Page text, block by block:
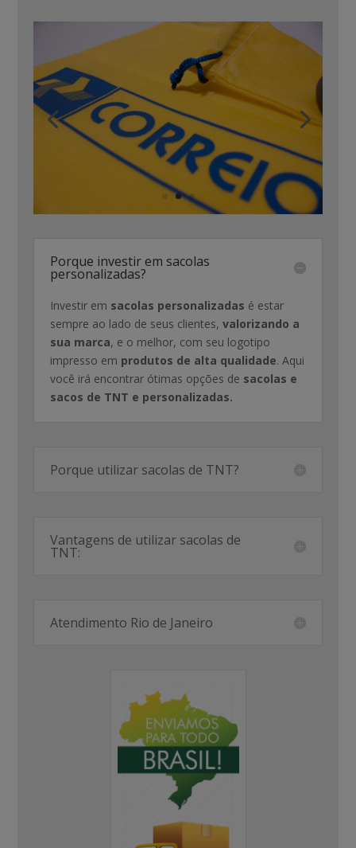
Porque investir em sacolas
personalizadas?
Investir em sacolas personalizadas é estar
sempre ao lado de seus clientes,valorizando a
sua marca, e o melhor, com seu logotipo
impresso em produtos de alta qualidade. Aqui
você irá encontrar ótimas opções de sacolas e
sacos de TNT e personalizadas.
Porque utilizar sacolas de TNT?
Vantagens de utilizar sacolas de
TNT:
Atendimento Rio de Janeiro